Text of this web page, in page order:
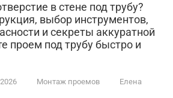
в стене под трубу?
выбор инструментов,
и секреты аккуратной
проем под трубу быстро и
Монтаж проемов
Елена